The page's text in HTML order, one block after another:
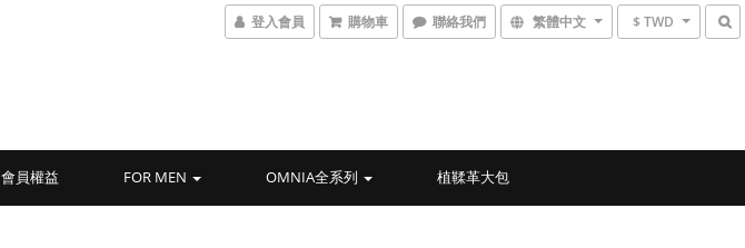
登入會員 購物車 聯絡我們 繁體中文 $ TWD
會員權益 FOR MEN OMNIA全系列 植鞣革大包